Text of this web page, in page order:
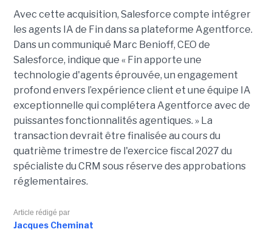
Avec cette acquisition, Salesforce compte intégrer
les agents IA de Fin dans sa plateforme Agentforce.
Dans un communiqué Marc Benioff, CEO de
Salesforce, indique que « Fin apporte une
technologie d'agents éprouvée, un engagement
profond envers l’expérience client et une équipe IA
exceptionnelle qui complétera Agentforce avec de
puissantes fonctionnalités agentiques. » La
transaction devrait être finalisée au cours du
quatrième trimestre de l'exercice fiscal 2027 du
spécialiste du CRM sous réserve des approbations
réglementaires.
Article rédigé par
Jacques Cheminat